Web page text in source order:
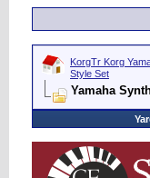
KorgTr Korg
Style Set
Yamaha